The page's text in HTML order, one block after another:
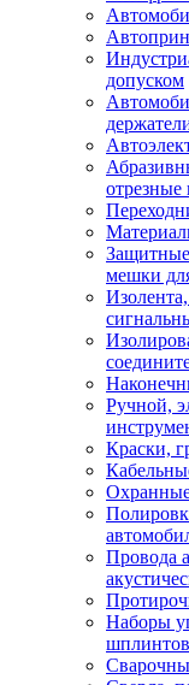
допуском
отрезные
мешки
Ручной,
Краски,
Провода
Наборы
шплинтов